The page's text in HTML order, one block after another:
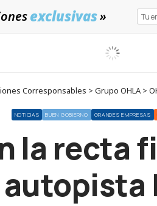
exclusivas»
Corresponsables > Grupo OHLA >
NOTICIAS BUEN GOBIERNO GRANDES EMPRESAS
la recta
autopista